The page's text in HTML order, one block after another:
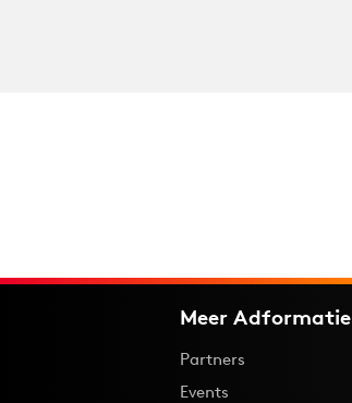
Meer Adformatie
Partners
Events